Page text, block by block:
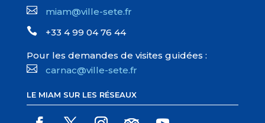
 miam@ville-sete.fr
 +33 4 99 04 76 44
Pour les demandes de visites guidées :
 carnac@ville-sete.fr
LE MIAM SUR LES RÉSEAUX